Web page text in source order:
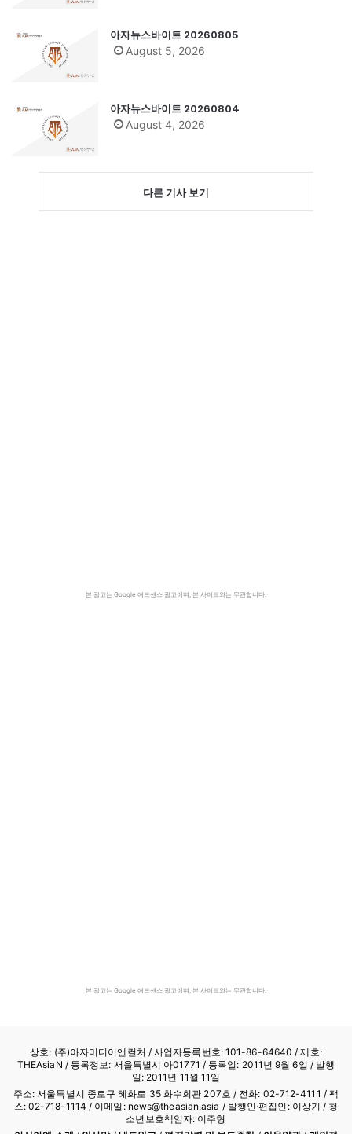
아자뉴스바이트 20260805
August 5, 2026
아자뉴스바이트 20260804
August 4, 2026
다른 기사 보기
본 광고는 Google 애드센스 광고이며, 본 사이트와는 무관합니다.
본 광고는 Google 애드센스 광고이며, 본 사이트와는 무관합니다.
상호: (주)아자미디어앤컬처 /사업자등록번호: 101-86-64640 / 제호:
THEAsiaN / 등록정보: 서울특별시 아01771 / 등록일: 2011년 9월 6일 / 발행
일: 2011년 11월 11일
주소: 서울특별시 종로구 혜화로 35 화수회관 207호 / 전화: 02-712-4111 / 팩
스: 02-718-1114 / 이메일: news@theasian.asia / 발행인·편집인: 이상기 / 청
소년보호책임자: 이주형